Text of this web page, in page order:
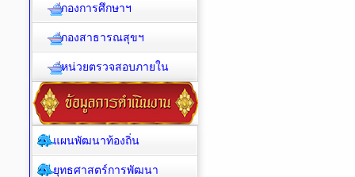
กองการศึกษาฯ
กองสาธารณสุขฯ
หน่วยตรวจสอบภายใน
แผนพัฒนาท้องถิ่น
ยุทธศาสตร์การพัฒนา